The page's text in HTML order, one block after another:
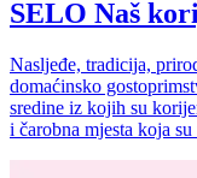
SELO Naš
Nasljeđe, tradicija,
domaćinsko
sredine iz kojih su
i čarobna mjesta koja